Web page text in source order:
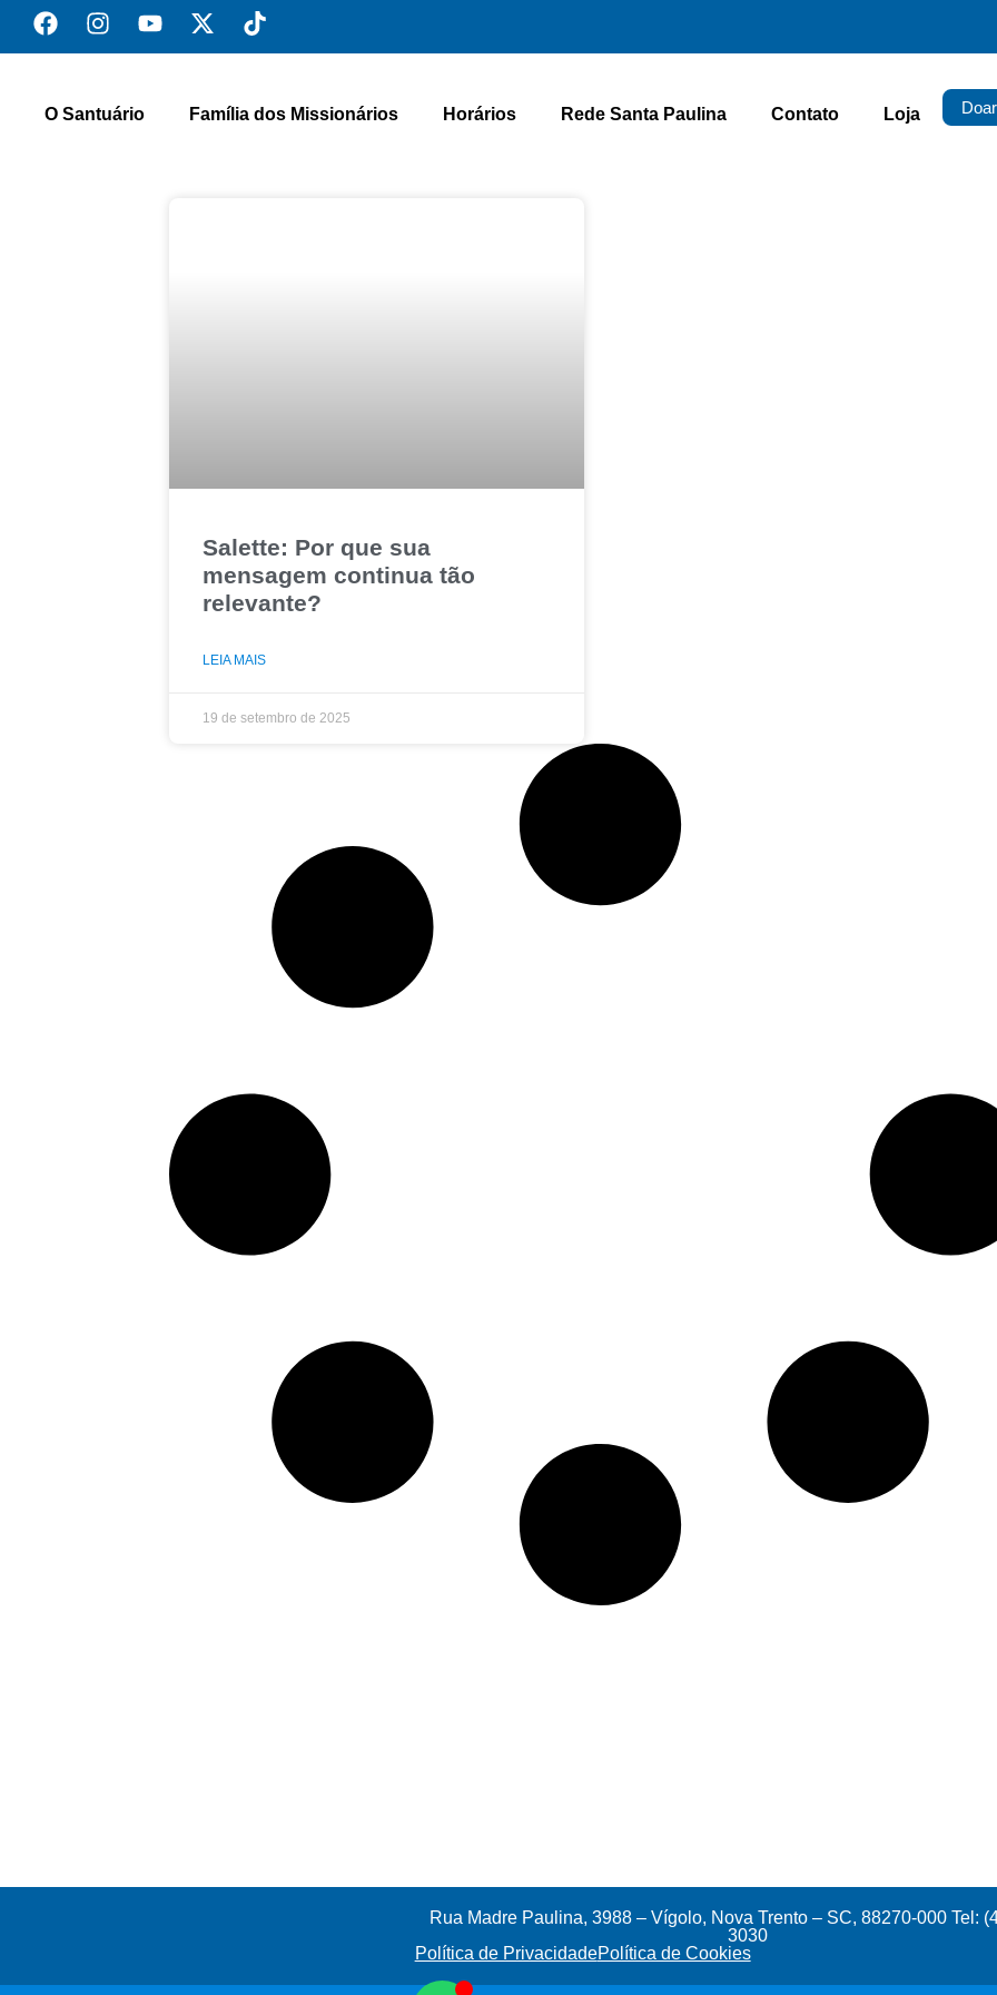
O Santuário Família dos Missionários Horários Rede Santa Paulina Contato Loja Doar
Salette: Por que sua
mensagem continua tão
relevante?
LEIA MAIS
19 de setembro de 2025
Rua Madre Paulina, 3988 – Vígolo, Nova Trento – SC, 88270-000 Tel:
3030
Política de PrivacidadePolítica de Cookies